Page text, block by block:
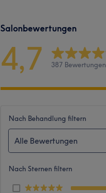
Salonbewertungen
4,7 387 Bewertungen
Nach Behandlung filtern
Alle Bewertungen
Nach Sternen filtern